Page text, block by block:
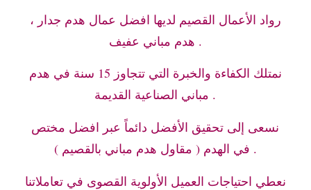
رواد الأعمال القصيم لديها افضل عمال هدم جدار ،
هدم مباني عفيف .
نمتلك الكفاءة والخبرة التي تتجاوز 15 سنة في هدم
مباني الصناعية القديمة .
نسعى إلى تحقيق الأفضل دائماً عبر افضل مختص
في الهدم ( مقاول هدم مباني بالقصيم ) .
نعطي احتياجات العميل الأولوية القصوى في تعاملاتنا